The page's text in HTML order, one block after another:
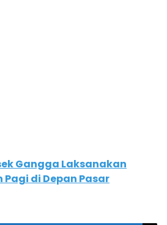
Gangga Laksanakan
di Depan Pasar